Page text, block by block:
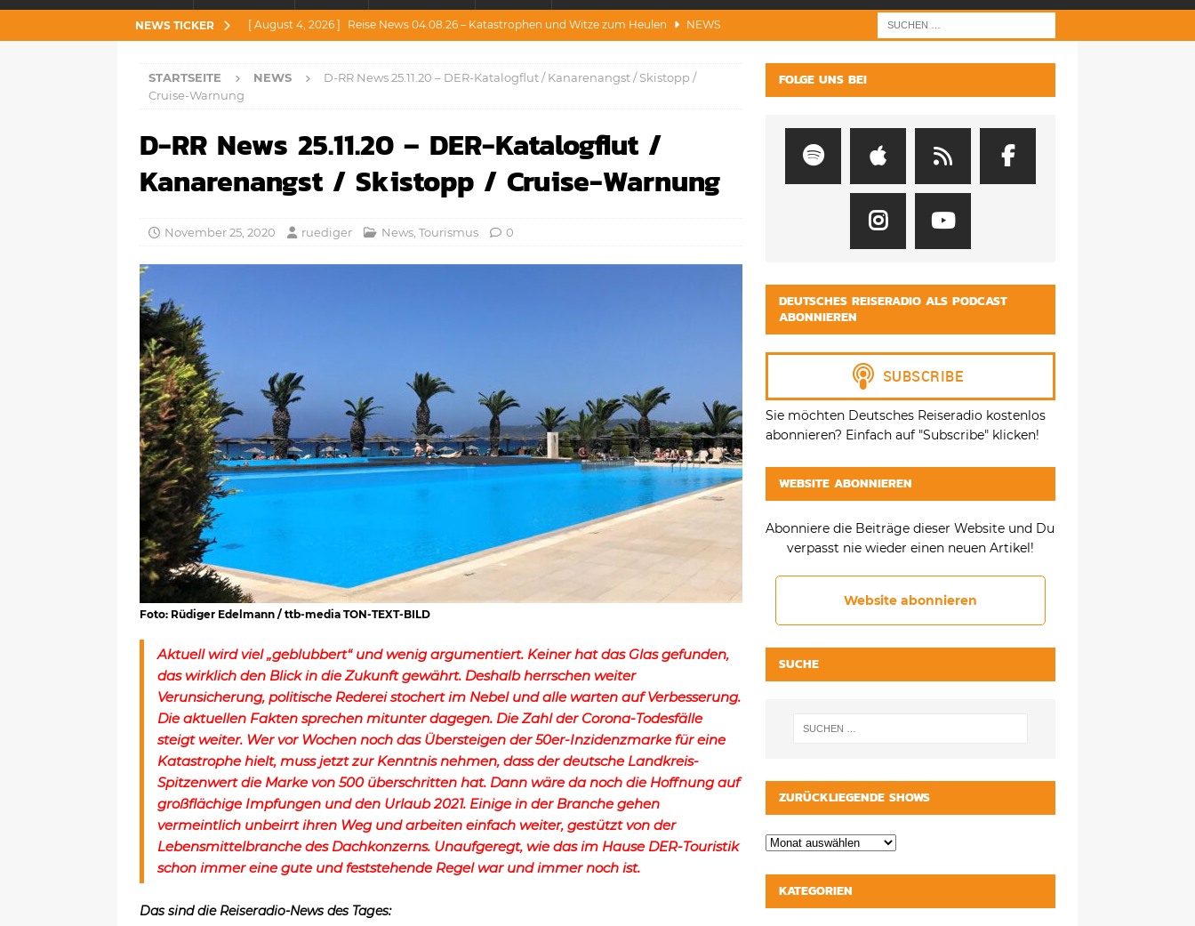
NEWS TICKER [ August 4, 2026 ] Reise News 04.08.26 – Katastrophen und Witze zum Heulen NEWS
[ Juli 28, 2026 ] Reise News 28.07.26 – Umwelt, Politik, Protest & Warnung NEWS
[ August 6, 2026 ] Reise News 06.08.26 – Luxus, Cool, Wasser & „Flug”-Hunde
STARTSEITE NEWS
D-RR News 25.11.20 – DER-Katalogflut / Kanarenangst / Skistopp /
Cruise-Warnung
D-RR News 25.11.20 – DER-Katalogflut /
Kanarenangst / Skistopp / Cruise-Warnung
November 25, 2020 ruediger News Tourismus 0
Foto: Rüdiger Edelmann / ttb-media TON-TEXT-BILD
Aktuell wird viel „geblubbert“ und wenig argumentiert. Keiner hat das Glas gefunden,
das wirklich den Blick in die Zukunft gewährt. Deshalb herrschen weiter
Verunsicherung, politische Rederei stochert im Nebel und alle warten auf Verbesserung.
Die aktuellen Fakten sprechen mitunter dagegen. Die Zahl der Corona-Todesfälle
steigt weiter. Wer vor Wochen noch das Übersteigen der 50er-Inzidenzmarke für eine
Katastrophe hielt, muss jetzt zur Kenntnis nehmen, dass der deutsche Landkreis-
Spitzenwert die Marke von 500 überschritten hat. Dann wäre da noch die Hoffnung auf
großflächige Impfungen und den Urlaub 2021. Einige in der Branche gehen
vermeintlich unbeirrt ihren Weg und arbeiten einfach weiter, gestützt von der
Lebensmittelbranche des Dachkonzerns. Unaufgeregt, wie das im Hause DER-Touristik
schon immer eine gute und feststehende Regel war und immer noch ist.
Das sind die Reiseradio-News des Tages:
FOLGE UNS BEI
DEUTSCHES REISERADIO ALS PODCAST
ABONNIEREN
Sie möchten Deutsches Reiseradio kostenlos
abonnieren? Einfach auf "Subscribe" klicken!
WEBSITE ABONNIEREN
Abonniere die Beiträge dieser Website und Du
verpasst nie wieder einen neuen Artikel!
Website abonnieren
SUCHE
ZURÜCKLIEGENDE SHOWS
KATEGORIEN